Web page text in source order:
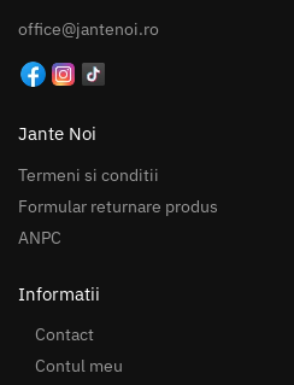
office@jantenoi.ro
Jante Noi
Termeni si conditii
Formular returnare produs
ANPC
Informatii
Contact
Contul meu